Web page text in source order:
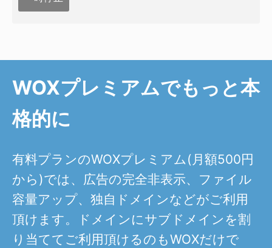
WOXプレミアムでもっと本
格的に
有料プランのWOXプレミアム(月額500円
から)では、広告の完全非表示、ファイル
容量アップ、独自ドメインなどがご利用
頂けます。ドメインにサブドメインを割
り当ててご利用頂けるのもWOXだけで